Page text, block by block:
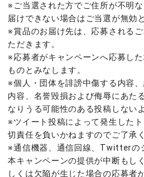
※ご当選された方でご住所が不明
届けできない場合はご当選が無効
※賞品のお届け先は、応募される
ただきます。
※応募者がキャンペーンへ応募し
ものとみなします。
※個人・団体を誹謗中傷する内容
内容、名誉毀損および侮辱にあた
なりうる可能性のある投稿しない
※ツイート投稿によって発生した
切責任を負いかねますのでご了承
※通信機器、通信回線、Twitterの
本キャンペーンの提供が中断もし
しくは欠陥が生じた場合の応募者